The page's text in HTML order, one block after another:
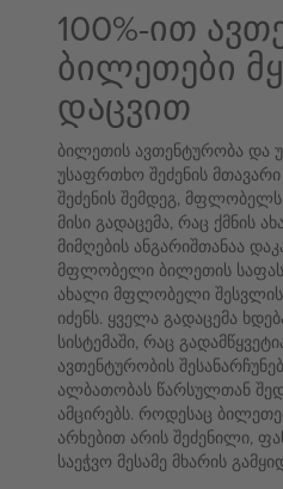
100%-ით
ბილეთები
დაცვით
ბილეთის ავთენტურობა და
უსაფრთხო შეძენის
შეძენის შემდეგ,
მისი გადაცემა, რაც ქმნის
მიმღების ანგარიშთანაა
მფლობელი ბილეთის
ახალი მფლობელი
იძენს. ყველა გადაცემა
სისტემაში, რაც
ავთენტურობის
ალბათობას წარსულთან
ამცირებს. როდესაც
არხებით არის შეძენილი,
საეჭვო მესამე მხარის